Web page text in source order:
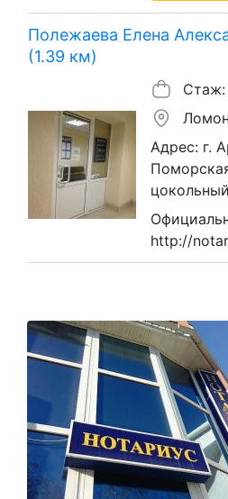
Полежаева Елена
(1.39 км)
Стаж:
Адрес: г.
http://